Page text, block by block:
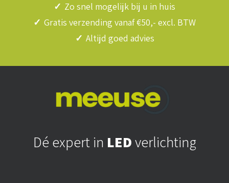
✓ Zo snel mogelijk bij u in huis
✓ Gratis verzending vanaf €50,- excl. BTW
✓ Altijd goed advies
Dé expert in LEDverlichting